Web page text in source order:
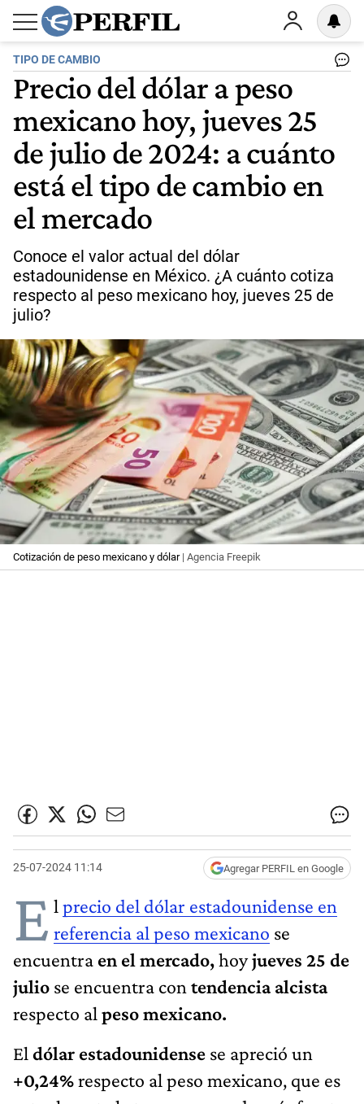
TIPO DE CAMBIO
Precio del dólar a peso
mexicano hoy, jueves 25
de julio de 2024: a cuánto
está el tipo de cambio en
el mercado
Conoce el valor actual del dólar
estadounidense en México. ¿A cuánto cotiza
respecto al peso mexicano hoy, jueves 25 de
julio?
Cotización de peso mexicano y dólar| Agencia Freepik
25-07-2024 11:14 Agregar PERFIL en Google
E l precio del dólar estadounidense en
referencia al peso mexicano se
encuentra en el mercado,hoyjueves 25 de
julio se encuentra con tendencia alcista
respecto al peso mexicano.
El dólar estadounidense se apreció un
+0,24%respecto al peso mexicano, que es